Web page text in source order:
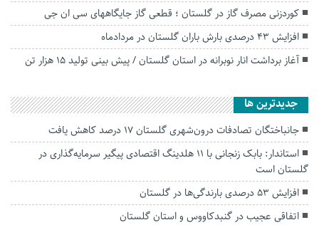
کوردزنی مصرف گاز در گلستان ؛ قطعی گاز جایگاههای سی ان جی
افزایش ۴۳ درصدی بارش باران گلستان در مردادماه
آغاز برداشت انار نوبرانه در استان گلستان / پیش بینی تولید ۱۵ هزار تن
جديدترين ها
جانباختگان تصادفات درون‌شهری گلستان ۱۷ درصد کاهش یافت
استاندار: بابک زنجانی با ۱۱ هلدینگ اقتصادی پیگیر سرمایه‌گذاری در
گلستان است
افزایش ۵۳ درصدی بارندگی‌ها در گلستان
اتفاقی عجیب در‌ گنبدکاووس و استان گلستان